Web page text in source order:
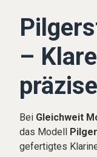
–
Bei Gleichweit
das Modell
gefertigtes